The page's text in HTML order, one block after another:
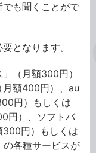
も聞くことがで
となります。
（月額300円）
月額400円）、au
円）もしくは
円）、ソフトバ
300円）もしくは
の各種サービスが